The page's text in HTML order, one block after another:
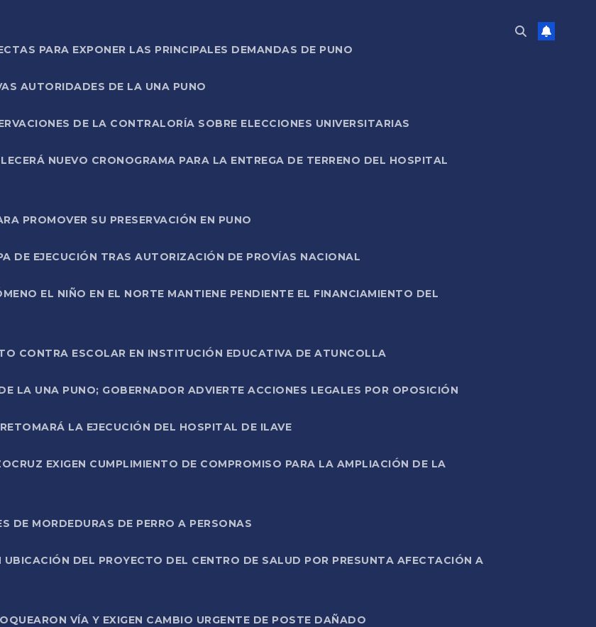
PARA EXPONER LAS PRINCIPALES DEMANDAS DE PUNO
AUTORIDADES DE LA UNA PUNO
DE LA CONTRALORÍA SOBRE ELECCIONES UNIVERSITARIAS
NUEVO CRONOGRAMA PARA LA ENTREGA DE TERRENO DEL HOSPITAL
PROMOVER SU PRESERVACIÓN EN PUNO
DE EJECUCIÓN TRAS AUTORIZACIÓN DE PROVÍAS NACIONAL
EL NIÑO EN EL NORTE MANTIENE PENDIENTE EL FINANCIAMIENTO DEL
CONTRA ESCOLAR EN INSTITUCIÓN EDUCATIVA DE ATUNCOLLA
LA UNA PUNO; GOBERNADOR ADVIERTE ACCIONES LEGALES POR OPOSICIÓN
LA EJECUCIÓN DEL HOSPITAL DE ILAVE
EXIGEN CUMPLIMIENTO DE COMPROMISO PARA LA AMPLIACIÓN DE LA
DE MORDEDURAS DE PERRO A PERSONAS
DEL PROYECTO DEL CENTRO DE SALUD POR PRESUNTA AFECTACIÓN A
VÍA Y EXIGEN CAMBIO URGENTE DE POSTE DAÑADO